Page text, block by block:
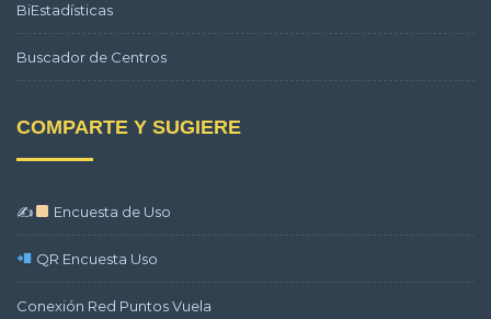
BiEstadísticas
Buscador de Centros
COMPARTE Y SUGIERE
✍ Encuesta de Uso
QR Encuesta Uso
Conexión Red Puntos Vuela